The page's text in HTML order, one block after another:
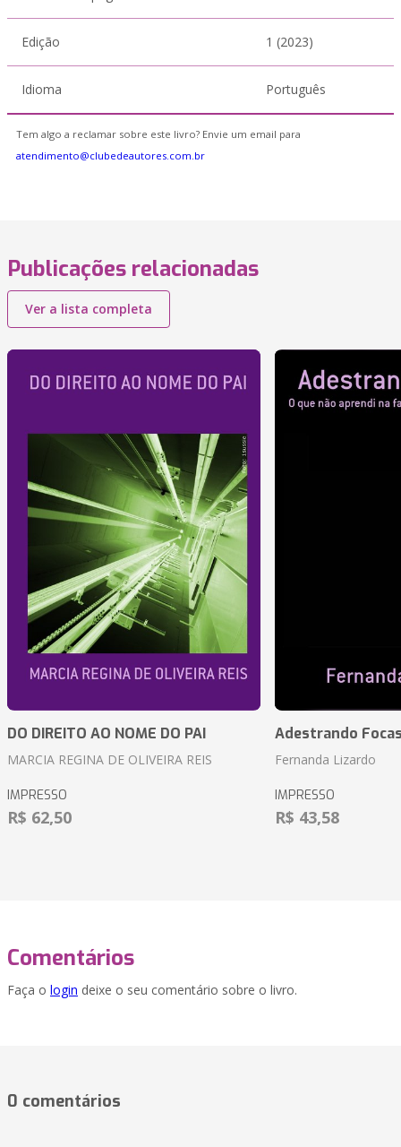
Edição 1 (2023)
Idioma Português
Tem algo a reclamar sobre este livro? Envie um email para
atendimento@clubedeautores.com.br
Publicações relacionadas
Ver a lista completa
DO DIREITO AO NOME DO PAI
MARCIA REGINA DE OLIVEIRA REIS
IMPRESSO
R$ 62,50
Adestrando
Fernanda Lizardo
IMPRESSO
R$ 43,58
Comentários
Faça o login deixe o seu comentário sobre o livro.
0 comentários